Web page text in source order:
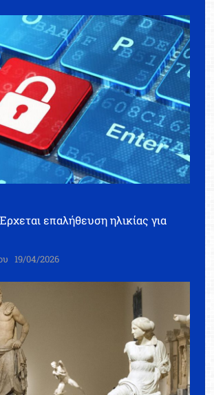
επαλήθευση ηλικίας για
19/04/2026